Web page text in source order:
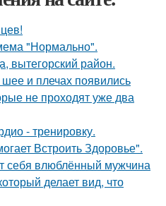
"Нормально".
вытегорский район.
и плечах появились
не проходят уже два
- тренировку.
Встроить Здоровье".
себя влюблённый мужчина
делает вид, что